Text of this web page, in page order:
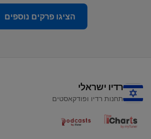
הציגו פרקים נוספים
רדיו ישראלי
תחנות רדיו ופודקאסטים